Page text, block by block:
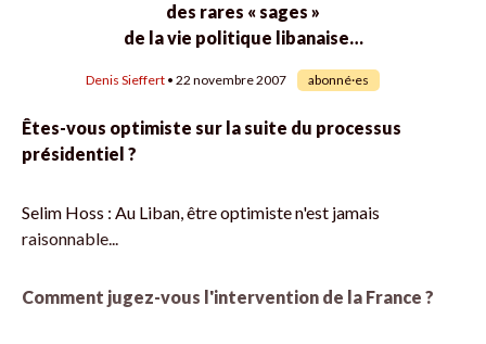
des rares « sages »
de la vie politique libanaise…
Denis Sieffert • 22 novembre 2007 abonné·es
Êtes-vous optimiste sur la suite du processus
présidentiel ?
Selim Hoss : Au Liban, être optimiste n'est jamais
raisonnable...
Comment jugez-vous l'intervention de la France ?